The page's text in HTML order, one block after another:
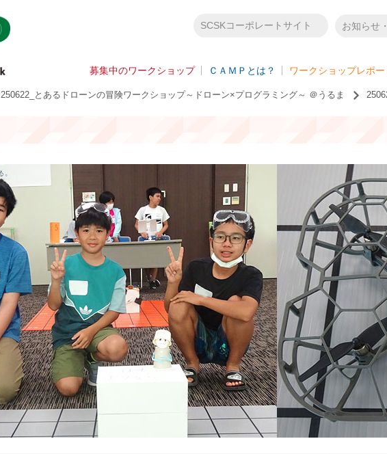
SCSKコーポレートサイト お知らせ
募集中のワークショップ ＣＡＭＰとは？ ワークショップレポー
250622_とあるドローンの冒険ワークショップ～ドローン×プログラミング～ ＠うるま